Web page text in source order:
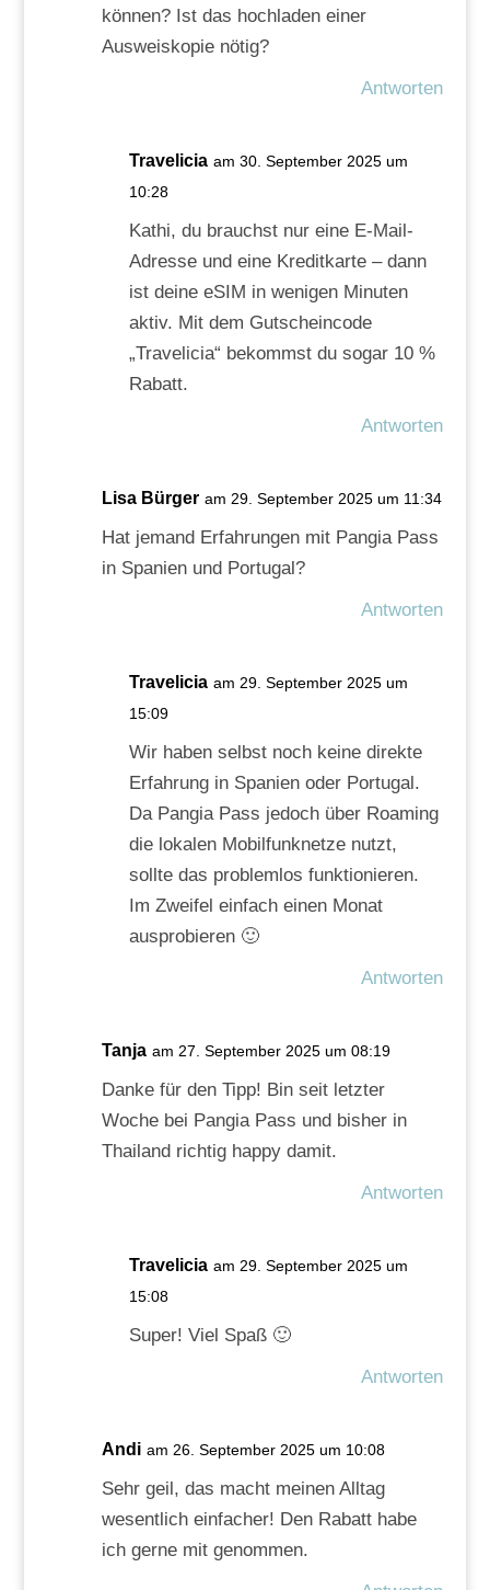
können? Ist das hochladen einer
Ausweiskopie nötig?
Antworten
Travelicia am 30. September 2025 um
10:28
Kathi, du brauchst nur eine E-Mail-
Adresse und eine Kreditkarte – dann
ist deine eSIM in wenigen Minuten
aktiv. Mit dem Gutscheincode
„Travelicia“ bekommst du sogar 10 %
Rabatt.
Antworten
Lisa Bürger am 29. September 2025 um 11:34
Hat jemand Erfahrungen mit Pangia Pass
in Spanien und Portugal?
Antworten
Travelicia am 29. September 2025 um
15:09
Wir haben selbst noch keine direkte
Erfahrung in Spanien oder Portugal.
Da Pangia Pass jedoch über Roaming
die lokalen Mobilfunknetze nutzt,
sollte das problemlos funktionieren.
Im Zweifel einfach einen Monat
ausprobieren 🙂
Antworten
Tanja am 27. September 2025 um 08:19
Danke für den Tipp! Bin seit letzter
Woche bei Pangia Pass und bisher in
Thailand richtig happy damit.
Antworten
Travelicia am 29. September 2025 um
15:08
Super! Viel Spaß 🙂
Antworten
Andi am 26. September 2025 um 10:08
Sehr geil, das macht meinen Alltag
wesentlich einfacher! Den Rabatt habe
ich gerne mit genommen.